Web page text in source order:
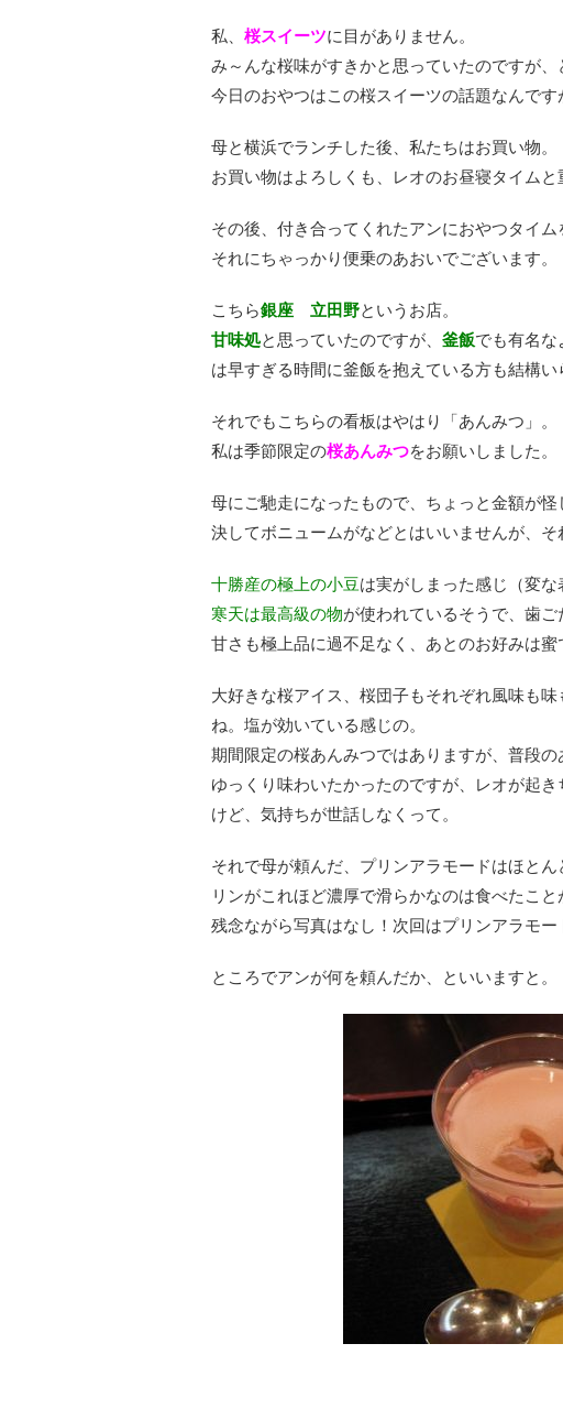
私、 桜スイーツに目がありません。
み～んな桜味がすきかと思っていたのですが
今日のおやつはこの桜スイーツの話題なんです
母と横浜でランチした後、私たちはお買い物。
お買い物はよろしくも、レオのお昼寝タイムと
その後、付き合ってくれたアンにおやつタイム
それにちゃっかり便乗のあおいでございます。
こちら銀座 立田野というお店。
甘味処と思っていたのですが、 釜飯でも有名
は早すぎる時間に釜飯を抱えている方も結構い
それでもこちらの看板はやはり「あんみつ」。
私は季節限定の桜あんみつをお願いしました。
母にご馳走になったもので、ちょっと金額が
決してボニュームがなどとはいいませんが、そ
十勝産の極上の小豆は実がしまった感じ（変な
寒天は最高級の物が使われているそうで、歯ご
甘さも極上品に過不足なく、あとのお好みは蜜
大好きな桜アイス、桜団子もそれぞれ風味も
ね。塩が効いている感じの。
期間限定の桜あんみつではありますが、普段の
ゆっくり味わいたかったのですが、レオが起
けど、気持ちが世話しなくって。
それで母が頼んだ、プリンアラモードはほと
リンがこれほど濃厚で滑らかなのは食べたこ
残念ながら写真はなし！次回はプリンアラモー
ところでアンが何を頼んだか、といいますと。